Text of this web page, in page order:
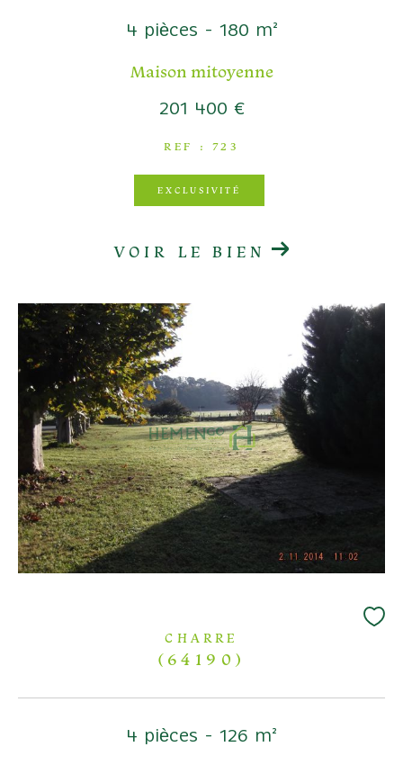
4 pièces - 180 m²
Maison mitoyenne
201 400 €
REF : 723
EXCLUSIVITÉ
VOIR LE BIEN
CHARRE
(64190)
4 pièces - 126 m²
COUPS DE COEUR